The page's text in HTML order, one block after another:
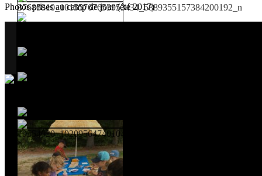
Photos prises au camp de jour (été 2017)